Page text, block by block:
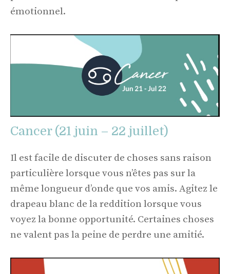
émotionnel.
Cancer (21 juin – 22 juillet)
Il est facile de discuter de choses sans raison
particulière lorsque vous n’êtes pas sur la
même longueur d’onde que vos amis. Agitez le
drapeau blanc de la reddition lorsque vous
voyez la bonne opportunité. Certaines choses
ne valent pas la peine de perdre une amitié.